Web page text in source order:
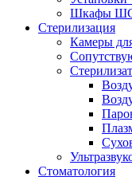
Шкафы
Стерилизация
Камеры
Стоматология